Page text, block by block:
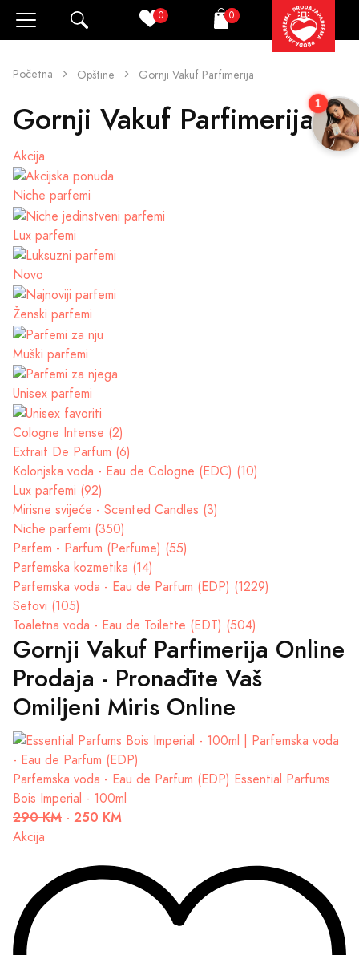
0 Korpa
0
Početna Opštine Gornji Vakuf Parfimerija
Gornji Vakuf Parfimerija
Akcija
Niche parfemi
Lux parfemi
Novo
Ženski parfemi
Muški parfemi
Unisex parfemi
Cologne Intense (2)
Extrait De Parfum (6)
Kolonjska voda - Eau de Cologne (EDC) (10)
Lux parfemi (92)
Mirisne svijeće - Scented Candles (3)
Niche parfemi (350)
Parfem - Parfum (Perfume) (55)
Parfemska kozmetika (14)
Parfemska voda - Eau de Parfum (EDP) (1229)
Setovi (105)
Toaletna voda - Eau de Toilette (EDT) (504)
Gornji Vakuf Parfimerija Online
Prodaja - Pronađite Vaš
Omiljeni Miris Online
Parfemska voda - Eau de Parfum (EDP) Essential Parfums
Bois Imperial - 100ml
290 KM - 250 KM
Akcija
1